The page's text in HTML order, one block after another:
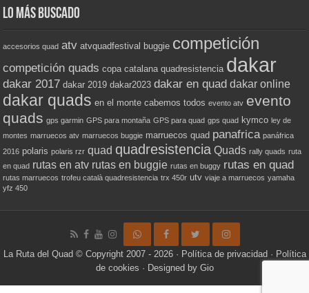
Lo más buscado
accesorios quad atv atvquadfestival buggie competición
competición quads copa catalana quadresistencia dakar
dakar 2017 dakar 2019 dakar2023 dakar en quad dakar online
dakar quads en el monte cabemos todos evento atv evento
quads gps garmin GPS para montaña GPS para quad gps quad kymco ley de
montes marruecos atv marruecos buggie marruecos quad panafrica panáfrica
2016 polaris polaris rzr quad quadresistencia Quads rally quads ruta
en quad rutas en atv rutas en buggie rutas en buggy rutas en quad
rutas marruecos trofeu català quadresistencia trx 450r utv viaje a marruecos yamaha
yfz 450
La Ruta del Quad © Copyright 2007 - 2026 · Política de privacidad · Política
de cookies · Designed by Gio